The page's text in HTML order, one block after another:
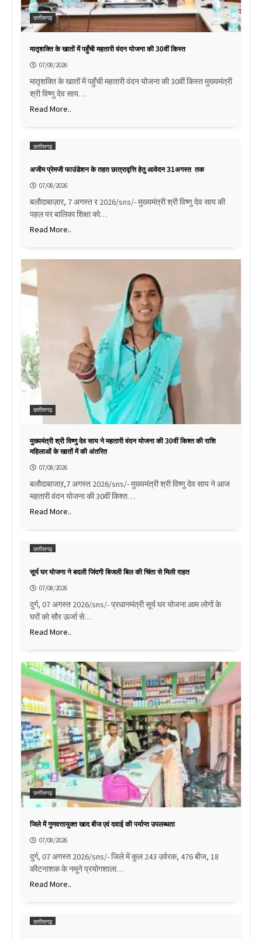
छत्तीसगढ़
मातृशक्ति के खातों में पहुँची महतारी वंदन योजना की 30वीं किस्त
07/08/2026
मातृशक्ति के खातों में पहुँची महतारी वंदन योजना की 30वीं किस्त मुख्यमंत्री
श्री विष्णु देव साय…
Read More..
छत्तीसगढ़
अजीम प्रेमजी फाउंडेशन के तहत छात्रावृत्ति हेतु आवेदन 31अगस्त तक
07/08/2026
बलौदाबाज़ार, 7 अगस्त र 2026/sns/- मुख्यमंत्री श्री विष्णु देव साय की
पहल पर बालिका शिक्षा को…
Read More..
छत्तीसगढ़
मुख्यमंत्री श्री विष्णु देव साय ने महतारी वंदन योजना की 30वीं किश्त की राशि
महिलाओं के खातों में की अंतरित
07/08/2026
बलौदाबाजाऱ,7 अगस्त 2026/sns/- मुख्यमंत्री श्री विष्णु देव साय ने आज
महतारी वंदन योजना की 30वीं किश्त…
Read More..
छत्तीसगढ़
सूर्य घर योजना ने बदली जिंदगी बिजली बिल की चिंता से मिली राहत
07/08/2026
दुर्ग, 07 अगस्त 2026/sns/- प्रधानमंत्री सूर्य घर योजना आम लोगों के
घरों को सौर ऊर्जा से…
Read More..
छत्तीसगढ़
जिले में गुणवत्तायुक्त खाद बीज एवं दवाई की पर्याप्त उपलब्धता
07/08/2026
दुर्ग, 07 अगस्त 2026/sns/- जिले में कुल 243 उर्वरक, 476 बीज, 18
कीटनाशक के नमूने प्रयोगशाला…
Read More..
छत्तीसगढ़